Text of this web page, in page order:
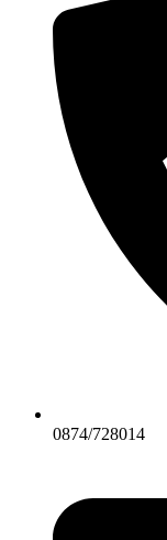
0874/728014